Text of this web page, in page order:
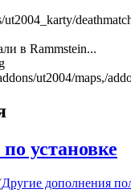
ut2004_karty/
в Rammstein...
ut2004/maps,/
установке
Другие дополнения